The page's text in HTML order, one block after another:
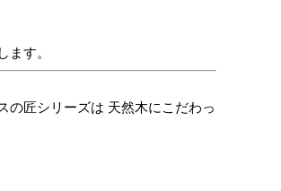
す。
の匠シリーズは 天然木にこだわっ